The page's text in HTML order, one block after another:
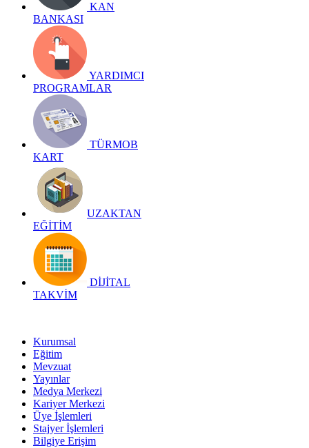
KAN
BANKASI
YARDIMCI
PROGRAMLAR
TÜRMOB
KART
UZAKTAN
EĞİTİM
DİJİTAL
TAKVİM
Kurumsal
Eğitim
Mevzuat
Yayınlar
Medya Merkezi
Kariyer Merkezi
Üye İşlemleri
Stajyer İşlemleri
Bilgiye Erişim